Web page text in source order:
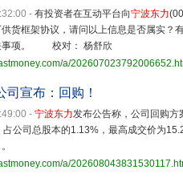
- 有投资者在互动平台向宁波东力
供货框架协议，请问以上信息是否属实
事项。 校对： 杨舒欣
a/
司宣布：回购！
- 宁波东力发布公告称，公司回购
公司总股本的1.13%，最高成交价为
a/